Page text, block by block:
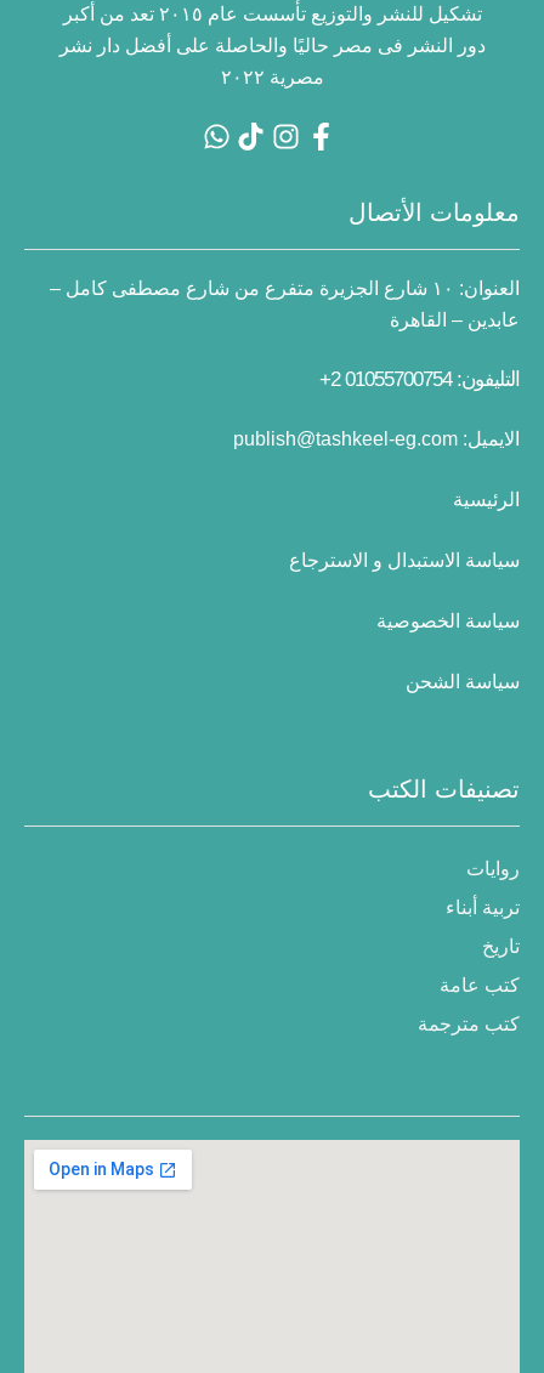
تشكيل للنشر والتوزيع تأسست عام ٢٠١٥ تعد من أكبر
دور النشر فى مصر حاليًا والحاصلة على أفضل دار نشر
مصرية ٢٠٢٢
معلومات الأتصال
العنوان:
١٠ شارع الجزيرة متفرع من شارع مصطفى كامل –
عابدين – القاهرة
التليفون: 01055700754 2+
الايميل: publish@tashkeel-eg.com
الرئيسية
سياسة الاستبدال و الاسترجاع
سياسة الخصوصية
سياسة الشحن
تصنيفات الكتب
روايات
تربية أبناء
تاريخ
كتب عامة
كتب مترجمة